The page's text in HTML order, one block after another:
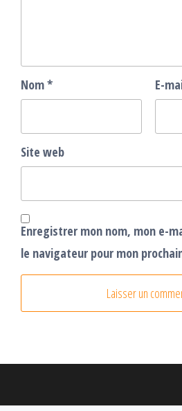
Nom* E-
Site web
Enregistrer mon nom, mon e-
le navigateur pour mon